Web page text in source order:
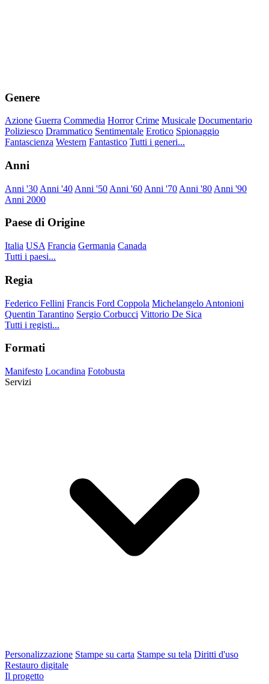
Genere
Azione Guerra Commedia Horror Crime Musicale Documentario
Poliziesco Drammatico Sentimentale Erotico Spionaggio
Fantascienza Western Fantastico Tutti i generi...
Anni
Anni '30 Anni '40 Anni '50 Anni '60 Anni '70 Anni '80 Anni '90
Anni 2000
Paese di Origine
Italia USA Francia Germania Canada
Tutti i paesi...
Regia
Federico Fellini Francis Ford Coppola Michelangelo Antonioni
Quentin Tarantino Sergio Corbucci Vittorio De Sica
Tutti i registi...
Formati
Manifesto Locandina Fotobusta
Servizi
Personalizzazione Stampe su carta Stampe su tela Diritti d'uso
Restauro digitale
Il progetto